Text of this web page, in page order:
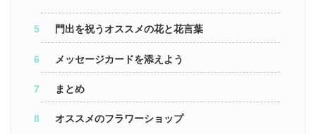
門出を祝うオススメの花と花言葉
メッセージカードを添えよう
まとめ
オススメのフラワーショップ